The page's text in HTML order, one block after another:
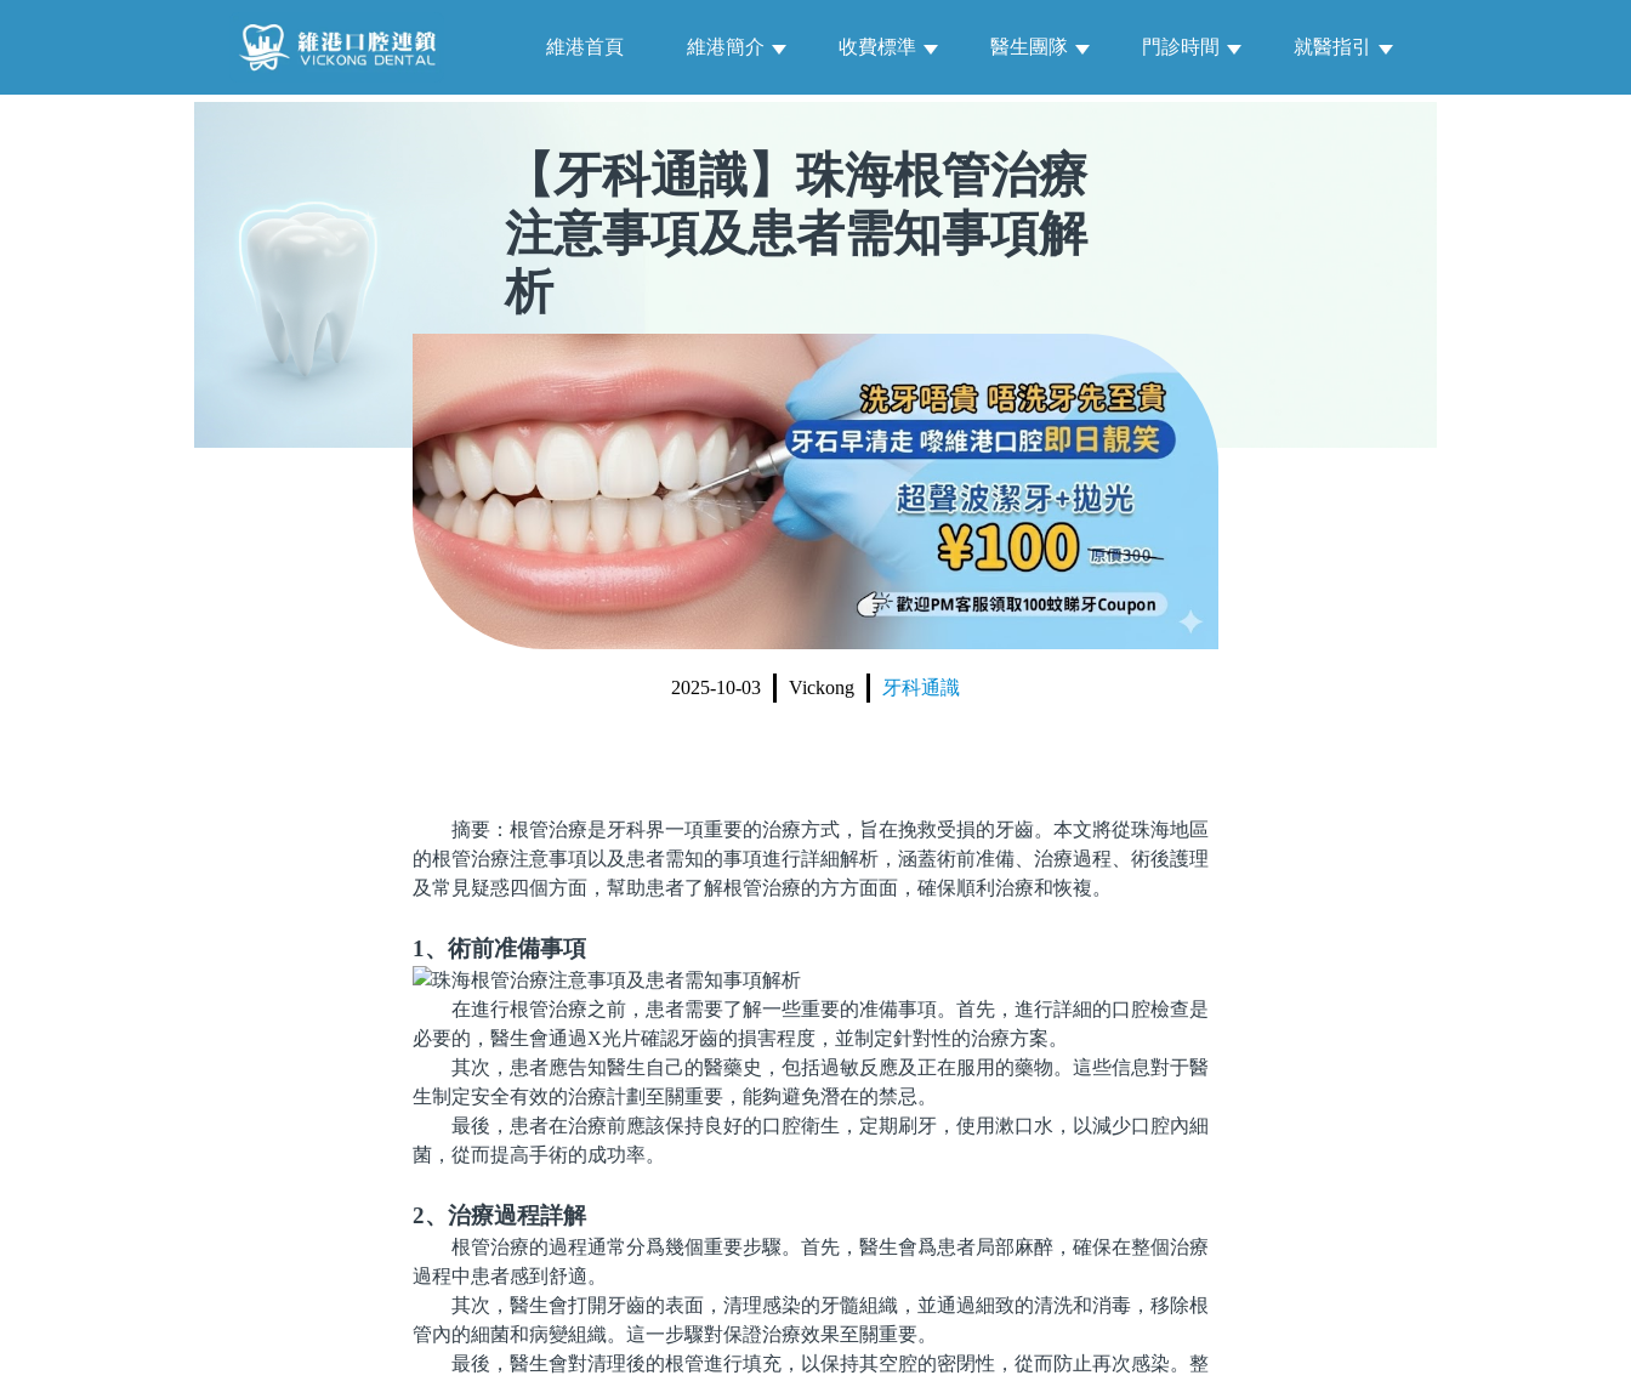
維港首頁 維港簡介 收費標準 醫生團隊 門診時間 就醫指引
【牙科通識】珠海根管治療
注意事項及患者需知事項解
析
2025-10-03 Vickong 牙科通識
摘要：根管治療是牙科界一項重要的治療方式，旨在挽救受損的牙齒。本文將從珠海地區
的根管治療注意事項以及患者需知的事項進行詳細解析，涵蓋術前准備、治療過程、術後護理
及常見疑惑四個方面，幫助患者了解根管治療的方方面面，確保順利治療和恢複。
1、術前准備事項
在進行根管治療之前，患者需要了解一些重要的准備事項。首先，進行詳細的口腔檢查是
必要的，醫生會通過X光片確認牙齒的損害程度，並制定針對性的治療方案。
其次，患者應告知醫生自己的醫藥史，包括過敏反應及正在服用的藥物。這些信息對于醫
生制定安全有效的治療計劃至關重要，能夠避免潛在的禁忌。
最後，患者在治療前應該保持良好的口腔衛生，定期刷牙，使用漱口水，以減少口腔內細
菌，從而提高手術的成功率。
2、治療過程詳解
根管治療的過程通常分爲幾個重要步驟。首先，醫生會爲患者局部麻醉，確保在整個治療
過程中患者感到舒適。
其次，醫生會打開牙齒的表面，清理感染的牙髓組織，並通過細致的清洗和消毒，移除根
管內的細菌和病變組織。這一步驟對保證治療效果至關重要。
最後，醫生會對清理後的根管進行填充，以保持其空腔的密閉性，從而防止再次感染。整